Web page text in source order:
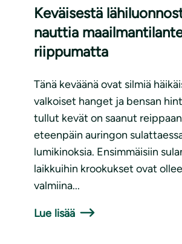
Keväisestä
nauttia
riippumatta
Tänä keväänä ovat silmiä
valkoiset hanget ja bensan
tullut kevät on saanut
eteenpäin auringon
lumikinoksia. Ensimmäisiin
laikkuihin krookukset ovat
valmiina...
Lue lisää